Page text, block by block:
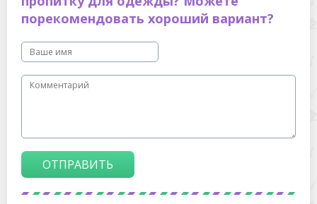
порекомендовать хороший вариант?
ОТПРАВИТЬ